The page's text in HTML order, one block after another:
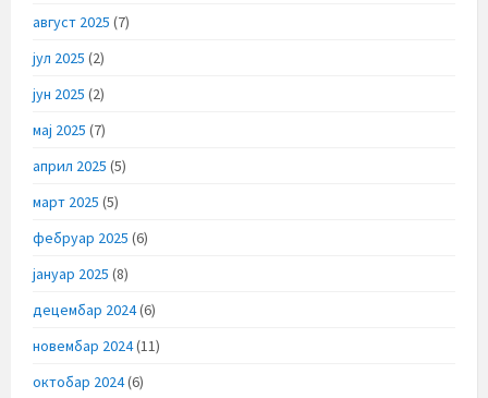
август 2025 (7)
јул 2025 (2)
јун 2025 (2)
мај 2025 (7)
април 2025 (5)
март 2025 (5)
фебруар 2025 (6)
јануар 2025 (8)
децембар 2024(6)
новембар 2024(11)
октобар 2024(6)